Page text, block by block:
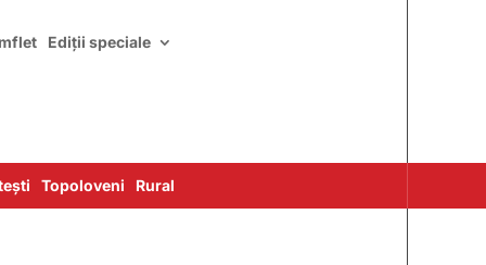
Ediții speciale
Topoloveni Rural